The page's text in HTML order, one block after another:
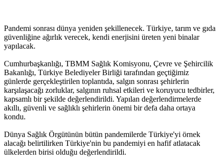
Pandemi sonrası dünya yeniden şekillenecek. Türkiye, tarım ve gıda
güvenliğine ağırlık verecek, kendi enerjisini üreten yeni binalar
yapılacak.
Cumhurbaşkanlığı, TBMM Sağlık Komisyonu, Çevre ve Şehircilik
Bakanlığı, Türkiye Belediyeler Birliği tarafından geçtiğimiz
günlerde gerçekleştirilen toplantıda, salgın sonrası şehirlerin
karşılaşacağı zorluklar, salgının ruhsal etkileri ve koruyucu tedbirler,
kapsamlı bir şekilde değerlendirildi. Yapılan değerlendirmelerde
akıllı, güvenli ve sağlıklı şehirlerin önemi bir defa daha ortaya
kondu.
Dünya Sağlık Örgütünün bütün pandemilerde Türkiye'yi örnek
alacağı belirtilirken Türkiye'nin bu pandemiyi en hafif atlatacak
ülkelerden birisi olduğu değerlendirildi.